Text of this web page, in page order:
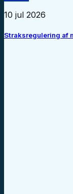
10 jul 2026
Straksregulering af